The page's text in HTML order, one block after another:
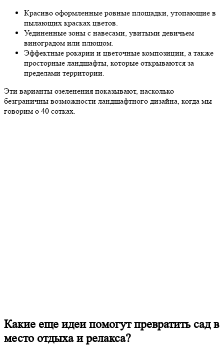
Красиво оформленные ровные площадки, утопающие в
пылающих красках цветов.
Уединенные зоны с навесами, увитыми девичьем
виноградом или плющом.
Эффектные рокарии и цветочные композиции, а также
просторные ландшафты, которые открываются за
пределами территории.
Эти варианты озеленения показывают, насколько
безграничны возможности ландшафтного дизайна, когда мы
говорим о 40 сотках.
Какие еще идеи помогут превратить сад в
место отдыха и релакса?